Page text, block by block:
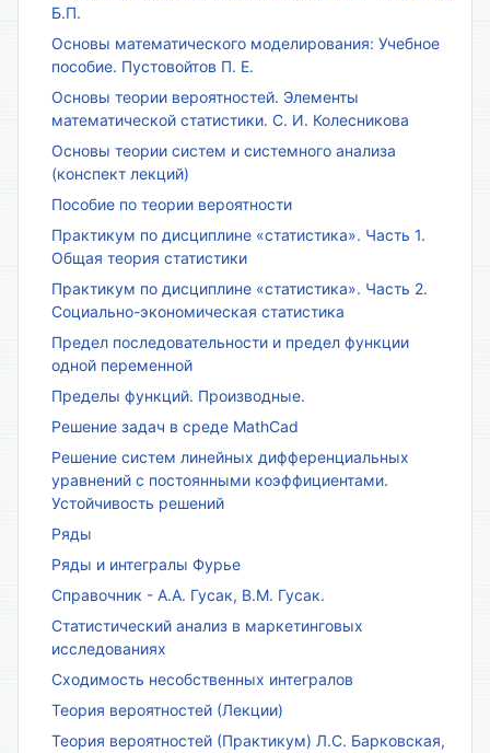
Б.П.
Основы математического моделирования: Учебное
пособие. Пустовойтов П. Е.
Основы теории вероятностей. Элементы
математической статистики. С. И. Колесникова
Основы теории систем и системного анализа
(конспект лекций)
Пособие по теории вероятности
Практикум по дисциплине «статистика». Часть 1.
Общая теория статистики
Практикум по дисциплине «статистика». Часть 2.
Социально-экономическая статистика
Предел последовательности и предел функции
одной переменной
Пределы функций. Производные.
Решение задач в среде MathCad
Решение систем линейных дифференциальных
уравнений с постоянными коэффициентами.
Устойчивость решений
Ряды
Ряды и интегралы Фурье
Справочник - А.А. Гусак, В.М. Гусак.
Статистический анализ в маркетинговых
исследованиях
Сходимость несобственных интегралов
Теория вероятностей (Лекции)
Теория вероятностей (Практикум) Л.С. Барковская,